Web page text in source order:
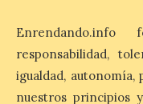
comunicador
responsabilidad,
igualdad, autonomía,
nuestros principios